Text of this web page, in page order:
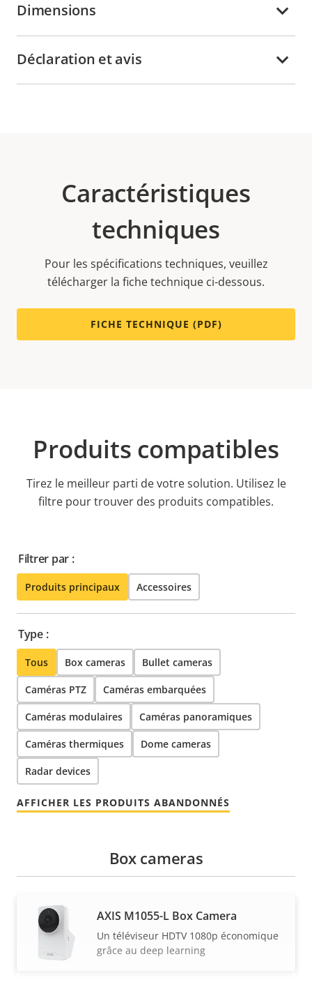
Dimensions
Déclaration et avis
Caractéristiques
techniques
Pour les spécifications techniques, veuillez
télécharger la fiche technique ci-dessous.
FICHE TECHNIQUE (PDF)
Produits compatibles
Tirez le meilleur parti de votre solution. Utilisez le
filtre pour trouver des produits compatibles.
Filtrer par :
Produits principaux Accessoires
Type :
Tous Box cameras Bullet cameras
Caméras PTZ Caméras embarquées
Caméras modulaires Caméras panoramiques
Caméras thermiques Dome cameras
Radar devices
AFFICHER LES PRODUITS ABANDONNÉS
Box cameras
AXIS M1055-L Box Camera
Un téléviseur HDTV 1080p économique
grâce au deep learning